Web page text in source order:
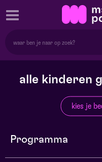
alle kinderen
kies je
Programma